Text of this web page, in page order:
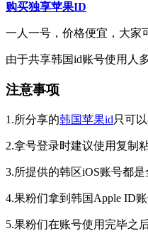
购买独享苹果ID
一人一号，价格便宜，大家
由于共享韩国id账号使用人
注意事项
1.所分享的韩国苹果id只可
2.拿号登录时建议使用复制
3.所提供的韩区iOS账号都
4.果粉们拿到韩国Apple ID
5.果粉们在账号使用完毕之